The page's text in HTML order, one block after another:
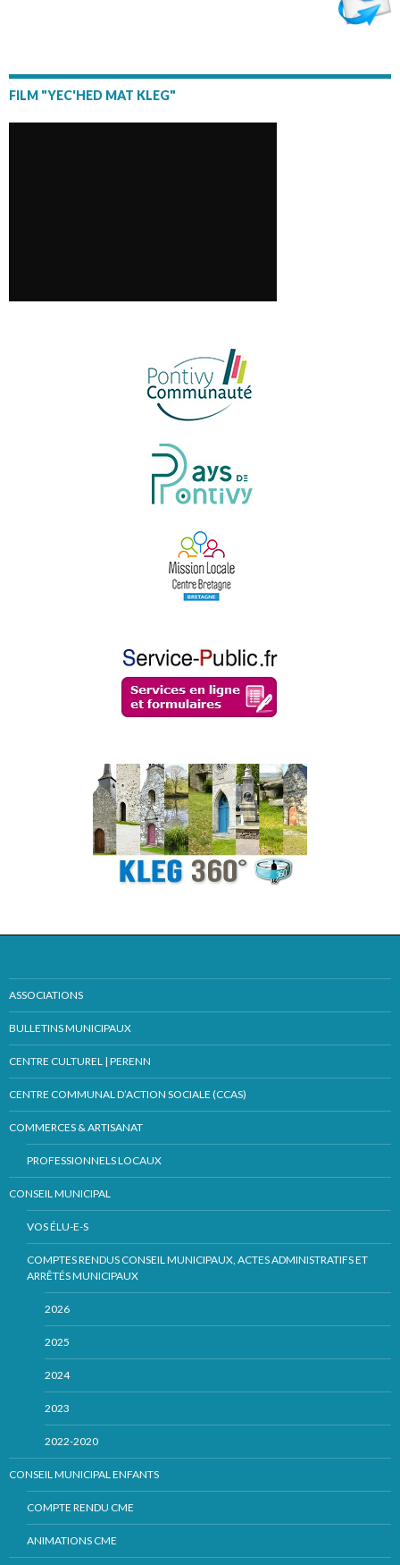
FILM "YEC'HED MAT KLEG"
ASSOCIATIONS
BULLETINS MUNICIPAUX
CENTRE CULTUREL | PERENN
CENTRE COMMUNAL D’ACTION SOCIALE (CCAS)
COMMERCES & ARTISANAT
PROFESSIONNELS LOCAUX
CONSEIL MUNICIPAL
VOS ÉLU-E-S
COMPTES RENDUS CONSEIL MUNICIPAUX, ACTES ADMINISTRATIFS ET
ARRÊTÉS MUNICIPAUX
2026
2025
2024
2023
2022-2020
CONSEIL MUNICIPAL ENFANTS
COMPTE RENDU CME
ANIMATIONS CME